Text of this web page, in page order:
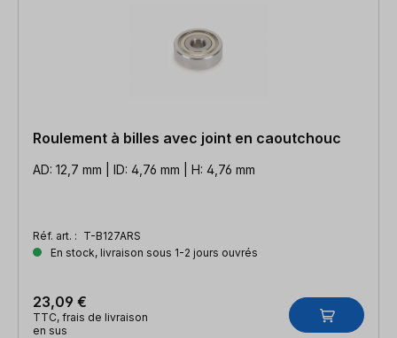
Roulement à billes avec joint en caoutchouc
AD: 12,7 mm | ID: 4,76 mm | H: 4,76 mm
Réf. art. : T-B127ARS
En stock, livraison sous 1-2 jours ouvrés
23,09 €
TTC, frais de livraison
en sus